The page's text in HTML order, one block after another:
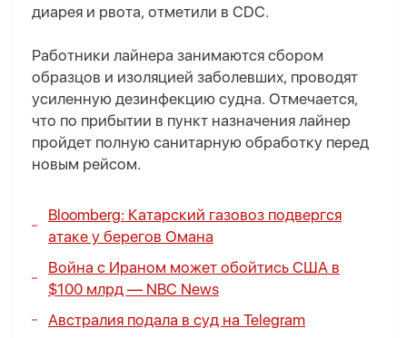
диарея и рвота, отметили в CDC.
Работники лайнера занимаются сбором
образцов и изоляцией заболевших, проводят
усиленную дезинфекцию судна. Отмечается,
что по прибытии в пункт назначения лайнер
пройдет полную санитарную обработку перед
новым рейсом.
Bloomberg: Катарский газовоз подвергся
атаке у берегов Омана
Война с Ираном может обойтись США в
$100 млрд — NBC News
Австралия подала в суд на Telegram